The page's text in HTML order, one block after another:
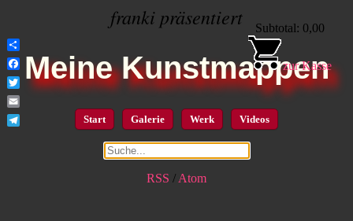
franki präsentiert Subtotal: 0,00
zur Kasse
Meine Kunstmappen
Start Galerie Werk Videos
RSS / Atom
Share
Facebook
Twitter
Email